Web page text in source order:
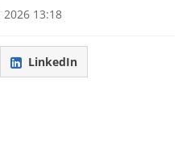
13:18
LinkedIn